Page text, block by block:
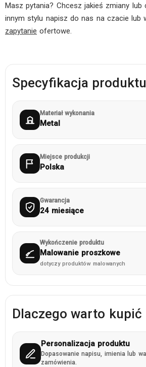
Masz pytania? Chcesz jakieś zmiany lub
innym stylu napisz do nas na czacie lub
zapytanie ofertowe.
Specyfikacja produktu
Materiał wykonania
Metal
Miejsce produkcji
Polska
Gwarancja
24 miesiące
Wykończenie produktu
Malowanie proszkowe
dotyczy produktów malowanych
Dlaczego warto kupić
Personalizacja produktu
Dopasowanie napisu, imienia lub
zamówienia.